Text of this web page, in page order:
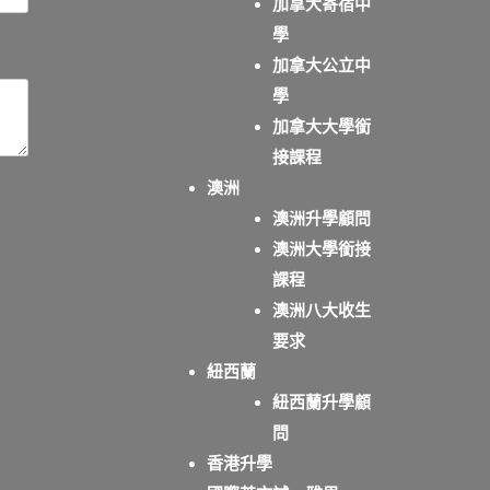
加拿大寄宿中
學
加拿大公立中
學
加拿大大學銜
接課程
澳洲
澳洲升學顧問
澳洲大學銜接
課程
澳洲八大收生
要求
紐西蘭
紐西蘭升學顧
問
香港升學